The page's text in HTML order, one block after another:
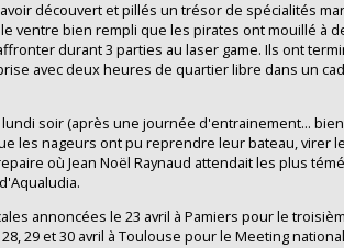
découvert et pillés un trésor de spécialités
ventre bien rempli que les pirates ont mouillé à
durant 3 parties au laser game. Ils ont
avec deux heures de quartier libre dans un
soir (après une journée d'entrainement... bien
les nageurs ont pu reprendre leur bateau, virer
où Jean Noël Raynaud attendait les plus
annoncées le 23 avril à Pamiers pour le
29 et 30 avril à Toulouse pour le Meeting